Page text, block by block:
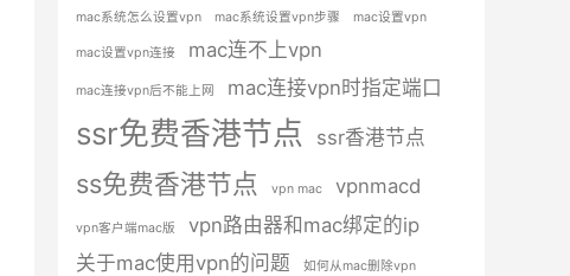
mac系统怎么设置vpn
mac系统设置vpn步骤 mac设置vpn
mac设置vpn连接 mac连不上vpn
mac连接vpn后不能上网 mac连接vpn时指定端口
ssr免费香港节点 ssr香港节点
ss免费香港节点 vpn mac vpnmacd
vpn客户端mac版
vpn路由器和mac绑定的ip
关于mac使用vpn的问题
如何从mac删除vpn